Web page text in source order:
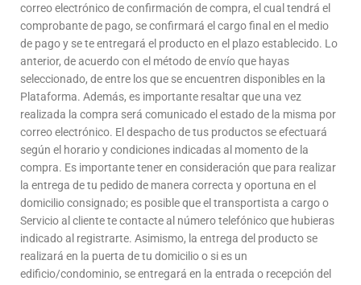
correo electrónico de confirmación de compra, el cual tendrá el
comprobante de pago, se confirmará el cargo final en el medio
de pago y se te entregará el producto en el plazo establecido. Lo
anterior, de acuerdo con el método de envío que hayas
seleccionado, de entre los que se encuentren disponibles en la
Plataforma. Además, es importante resaltar que una vez
realizada la compra será comunicado el estado de la misma por
correo electrónico. El despacho de tus productos se efectuará
según el horario y condiciones indicadas al momento de la
compra. Es importante tener en consideración que para realizar
la entrega de tu pedido de manera correcta y oportuna en el
domicilio consignado; es posible que el transportista a cargo o
Servicio al cliente te contacte al número telefónico que hubieras
indicado al registrarte. Asimismo, la entrega del producto se
realizará en la puerta de tu domicilio o si es un
edificio/condominio, se entregará en la entrada o recepción del